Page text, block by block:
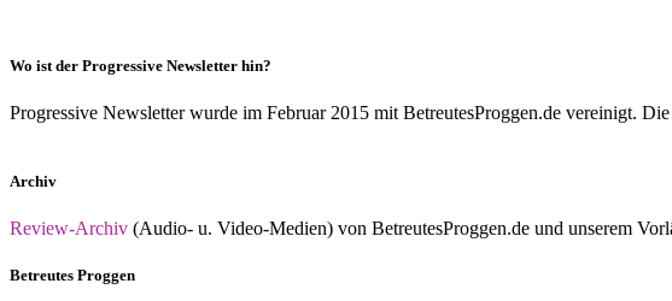
Wo ist der Progressive Newsletter hin?
Progressive Newsletter wurde im Februar 2015 mit BetreutesProggen.de vereinigt.
Archiv
Review-Archiv (Audio- u. Video-Medien) von BetreutesProggen.de und unserem
Betreutes Proggen